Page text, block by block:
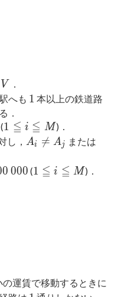
V
．
へも 1
1 本以上の鉄道路
．
(1
\leqq
\leqq
1 ≦ i ≦ M)．
し， A_i
A_j
Ai 
= Aj または
0 000 (1
1 ≦ i ≦ M)．
運賃で移動するときに